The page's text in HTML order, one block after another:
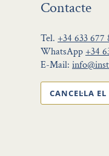
Contacte
Tel. +34 633 677
WhatsApp+34
E-Mail:
CANCEL·LA